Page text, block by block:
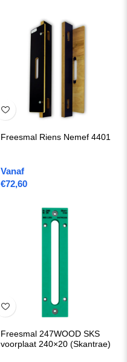
Freesmal Riens Nemef 4401
Vanaf
€72,60
Freesmal 247WOOD SKS
voorplaat 240×20 (Skantrae)